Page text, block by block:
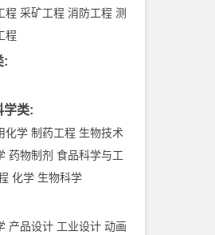
程 采矿工程 消防工程 测
程
:
学类:
化学 制药工程 生物技术
药物制剂 食品科学与工
化学 生物科学
产品设计 工业设计 动画